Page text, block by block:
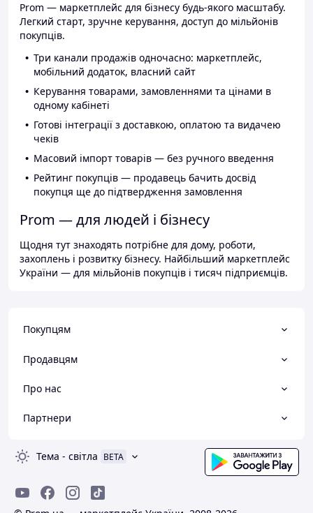
Prom — маркетплейс для бізнесу будь-якого масштабу.
Легкий старт, зручне керування, доступ до мільйонів
покупців.
Три канали продажів одночасно: маркетплейс,
мобільний додаток, власний сайт
Керування товарами, замовленнями та цінами в
одному кабінеті
Готові інтеграції з доставкою, оплатою та видачею
чеків
Масовий імпорт товарів — без ручного введення
Рейтинг покупців — продавець бачить досвід
покупця ще до підтвердження замовлення
Prom — для людей і бізнесу
Щодня тут знаходять потрібне для дому, роботи,
захоплень і розвитку бізнесу. Найбільший маркетплейс
України — для мільйонів покупців і тисяч підприємців.
Покупцям
Продавцям
Про нас
Партнери
Тема - світла BETA